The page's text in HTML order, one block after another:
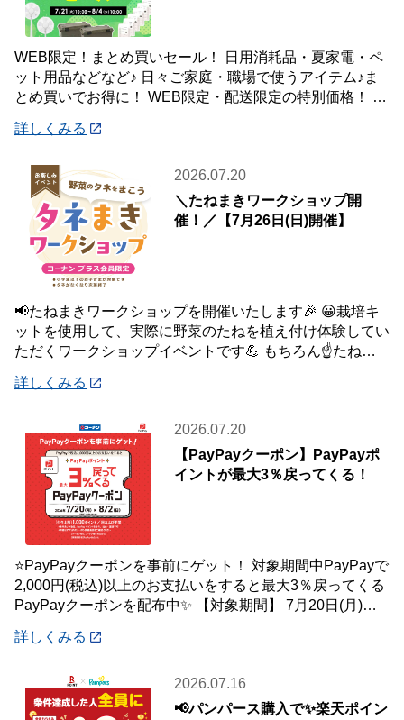
WEB限定！まとめ買いセール！ 日用消耗品・夏家電・ペ
ット用品などなど♪ 日々ご家庭・職場で使うアイテム♪ま
とめ買いでお得に！ WEB限定・配送限定の特別価格！ た
詳しくみる
2026.07.20
＼たねまきワークショップ開
催！／【7月26日(日)開催】
📢たねまきワークショップを開催いたします🎉 😀栽培キ
ットを使用して、実際に野菜のたねを植え付け体験してい
ただくワークショップイベントです💪 もちろん☝️たねを
詳しくみる
2026.07.20
【PayPayクーポン】PayPayポ
イントが最大3％戻ってくる！
⭐PayPayクーポンを事前にゲット！ 対象期間中PayPayで
2,000円(税込)以上のお支払いをすると最大3％戻ってくる
PayPayクーポンを配布中✨ 【対象期間】 7月20日(月)～8
詳しくみる
2026.07.16
📢パンパース購入で✨楽天ポイン